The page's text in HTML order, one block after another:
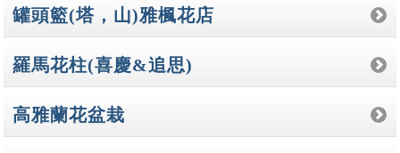
罐頭籃(塔，山)雅楓花店
羅馬花柱(喜慶&追思)
高雅蘭花盆栽